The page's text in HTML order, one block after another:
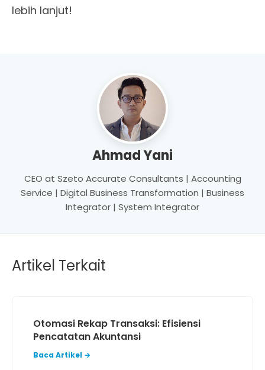
lebih lanjut!
Ahmad Yani
CEO at Szeto Accurate Consultants | Accounting
Service | Digital Business Transformation | Business
Integrator | System Integrator
Artikel Terkait
Otomasi Rekap Transaksi: Efisiensi
Pencatatan Akuntansi
Baca Artikel →